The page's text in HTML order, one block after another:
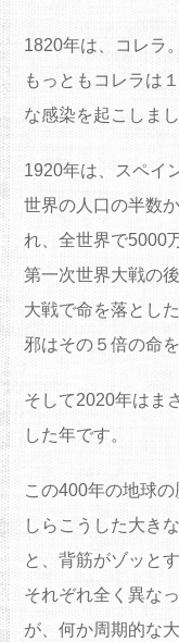
1820年は、コレラ。
もっともコレラは
な感染を起こしまし
1920年は、スペイ
世界の人口の半数
れ、全世界で5000
第一次世界大戦の
大戦で命を落とし
邪はその５倍の命
そして2020年はま
した年です。
この400年の地球
しらこうした大き
と、背筋がゾッと
それぞれ全く異な
が、何か周期的な